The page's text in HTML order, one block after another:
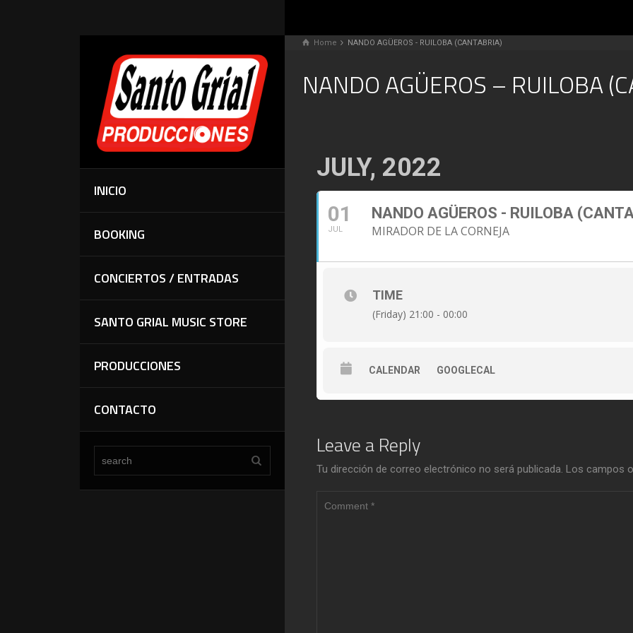
INICIO
BOOKING
CONCIERTOS / ENTRADAS
SANTO GRIAL MUSIC STORE
PRODUCCIONES
CONTACTO
Home NANDO AGÜEROS - RUILOBA (CANTABRIA)
NANDO AGÜEROS – RUILOBA
JULY, 2022
01
JUL
NANDO AGÜEROS - RUILOBA
MIRADOR DE LA CORNEJA
TIME
(Friday) 21:00 - 00:00
CALENDAR GOOGLECAL
Leave a Reply
Tu dirección de correo electrónico no será publicada. Los campos